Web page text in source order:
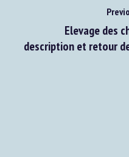
Elevage des
description et retour